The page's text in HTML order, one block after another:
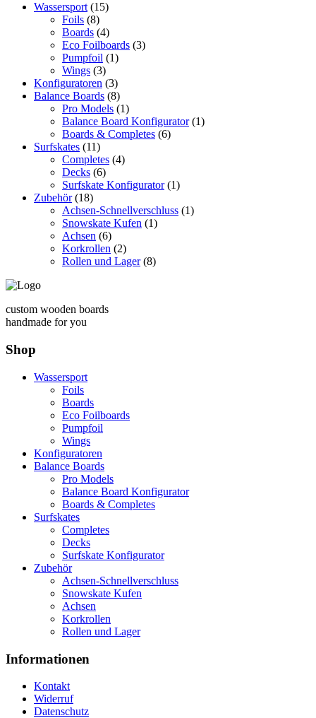
Wassersport (15)
Foils (8)
Boards (4)
Eco Foilboards (3)
Pumpfoil (1)
Wings (3)
Konfiguratoren (3)
Balance Boards (8)
Pro Models (1)
Balance Board Konfigurator (1)
Boards & Completes (6)
Surfskates (11)
Completes (4)
Decks (6)
Surfskate Konfigurator (1)
Zubehör (18)
Achsen-Schnellverschluss (1)
Snowskate Kufen (1)
Achsen (6)
Korkrollen (2)
Rollen und Lager (8)
custom wooden boards
handmade for you
Shop
Wassersport
Foils
Boards
Eco Foilboards
Pumpfoil
Wings
Konfiguratoren
Balance Boards
Pro Models
Balance Board Konfigurator
Boards & Completes
Surfskates
Completes
Decks
Surfskate Konfigurator
Zubehör
Achsen-Schnellverschluss
Snowskate Kufen
Achsen
Korkrollen
Rollen und Lager
Informationen
Kontakt
Widerruf
Datenschutz